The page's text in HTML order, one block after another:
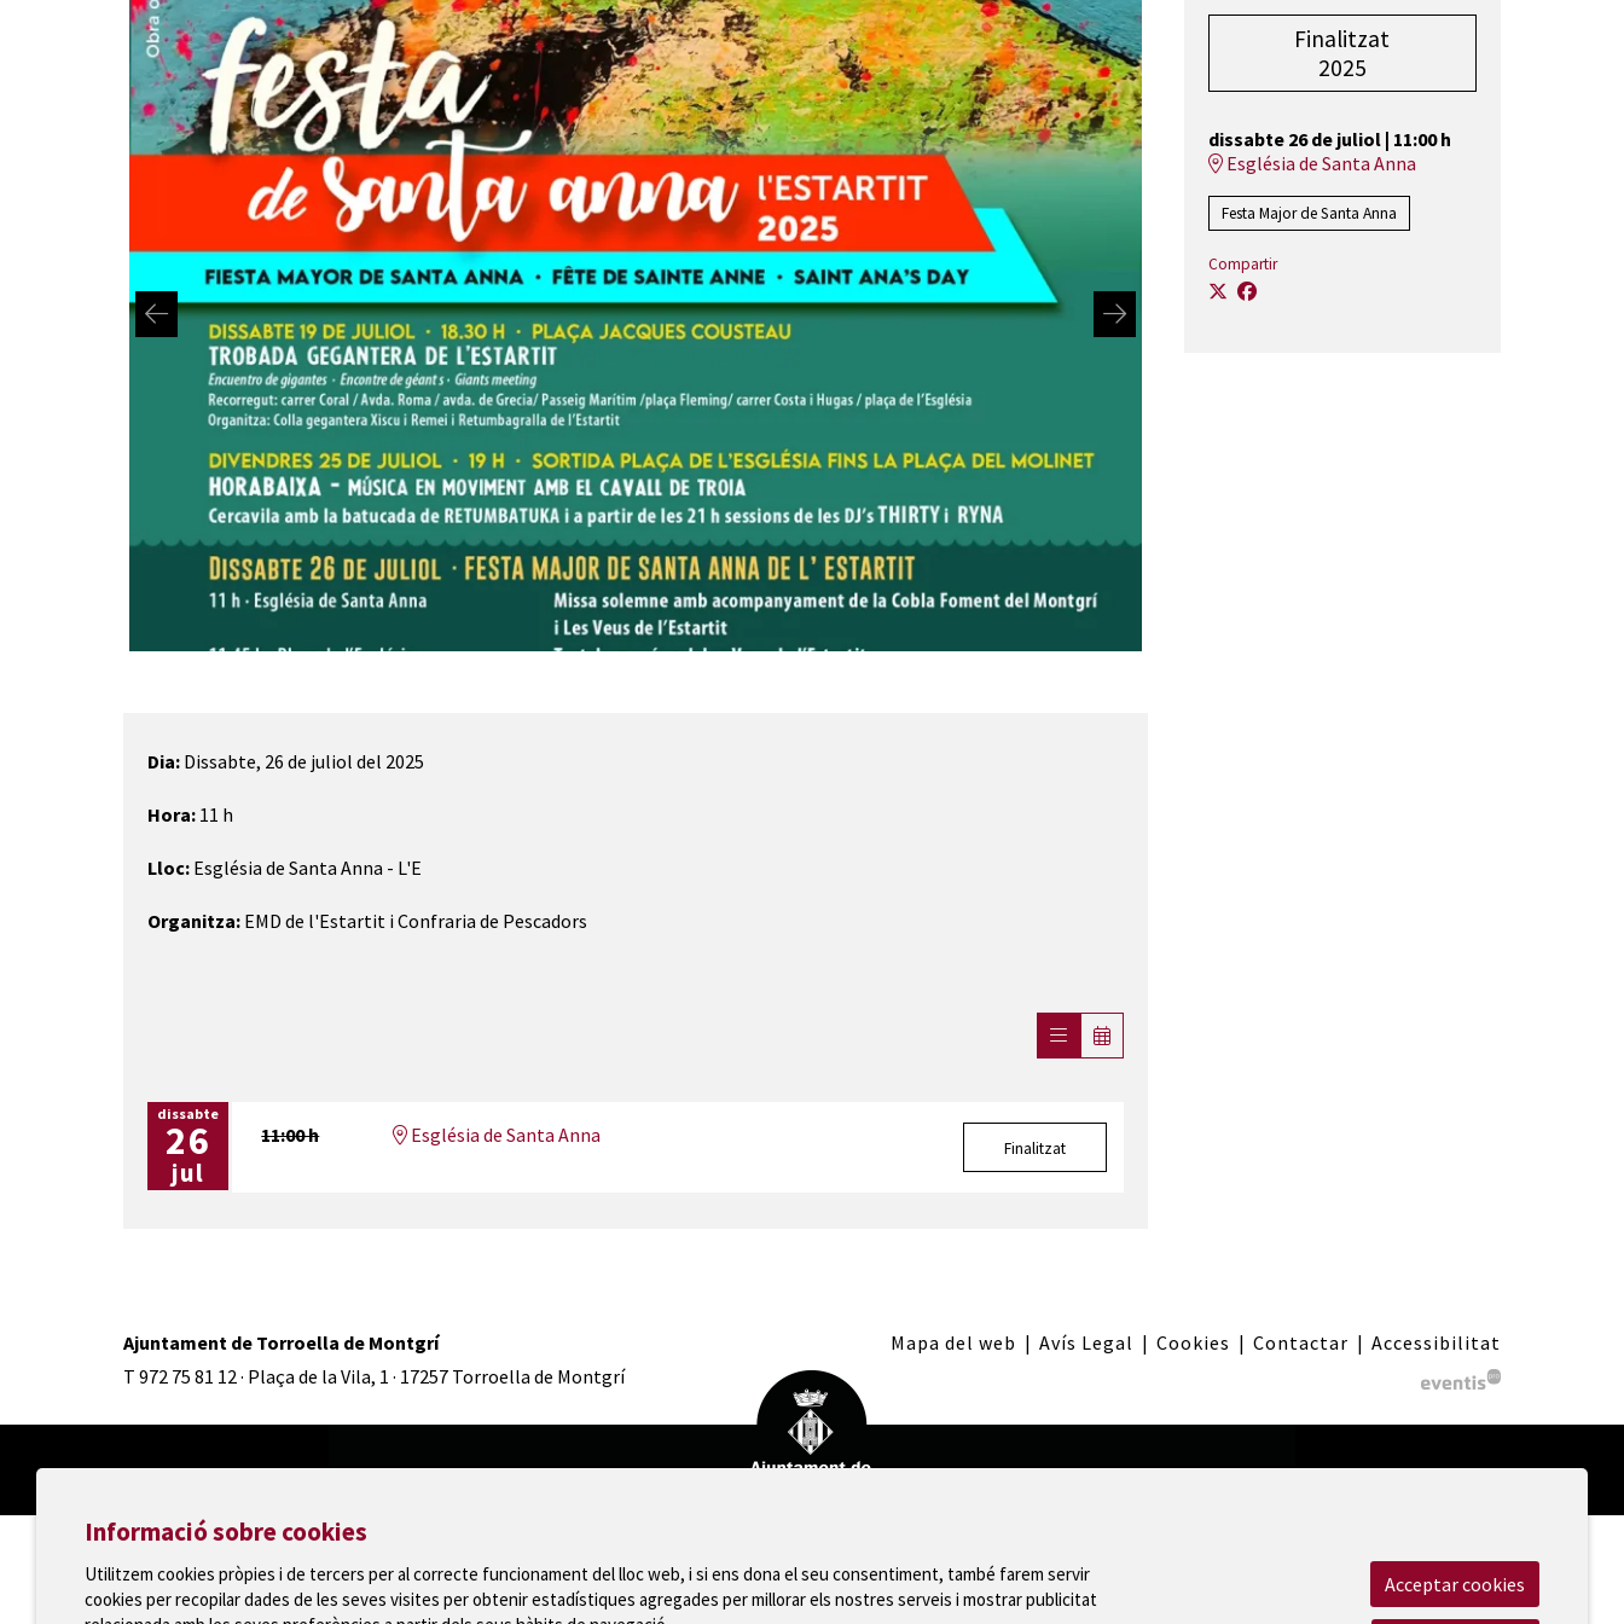
Dia: Dissabte, 26 de juliol del 2025
Hora: 11 h
Lloc: Església de Santa Anna - L'E
Organitza: EMD de l'Estartit i Confraria de Pescadors
dissabte
26
jul
11:00 h Església de Santa Anna
Finalitzat
Finalitzat
2025
dissabte 26 de juliol| 11:00 h
Església de Santa Anna
Festa Major de Santa Anna
Compartir
Ajuntament de Torroella de Montgrí
T 972 75 81 12 · Plaça de la Vila, 1 · 17257 Torroella de Montgrí
Mapa del web | Avís Legal | Cookies | Contactar | Accessibilitat
Informació sobre cookies
Utilitzem cookies pròpies i de tercers per al correcte funcionament del lloc web, i si ens dona el seu consentiment, també farem servir
cookies per recopilar dades de les seves visites per obtenir estadístiques agregades per millorar els nostres serveis i mostrar publicitat
Acceptar cookies